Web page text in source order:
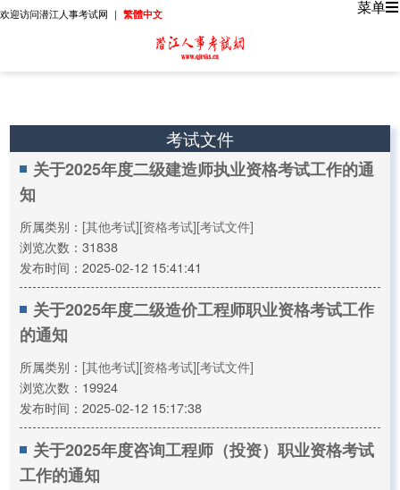
欢迎访问潜江人事考试网 ｜ 繁體中文 菜单
考试文件
关于2025年度二级建造师执业资格考试工作的通
知
所属类别： [其他考试][资格考试][考试文件]
浏览次数：31838
发布时间：2025-02-12 15:41:41
关于2025年度二级造价工程师职业资格考试工作
的通知
所属类别： [其他考试][资格考试][考试文件]
浏览次数：19924
发布时间：2025-02-12 15:17:38
关于2025年度咨询工程师（投资）职业资格考试
工作的通知